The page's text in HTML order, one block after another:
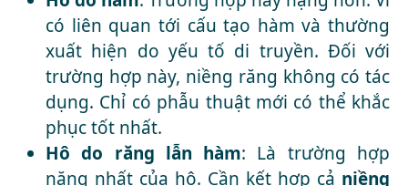
có liên quan tới cấu tạo hàm và thường
xuất hiện do yếu tố di truyền. Đối với
trường hợp này, niềng răng không có tác
dụng. Chỉ có phẫu thuật mới có thể khắc
phục tốt nhất.
Hô do răng lẫn hàm: Là trường hợp
nặng nhất của hô. Cần kết hợp cả niềng